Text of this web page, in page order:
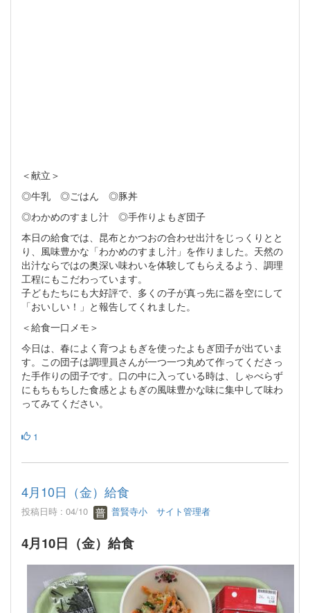
＜献立＞
◎牛乳 ◎ごはん ◎豚丼
◎わかめのすまし汁 ◎手作りよもぎ団子
本日の給食では、昆布とかつおの合わせ出汁をじっくりとと
り、風味豊かな「わかめのすまし汁」を作りました。天然の
出汁ならではの奥深い味わいを体験してもらえるよう、調理
工程にもこだわっています。
子どもたちにも大好評で、多くの子が真っ先に器を空にして
「おいしい！」と報告してくれました。
＜給食一口メモ＞
今日は、春によく育つよもぎを使ったよもぎ団子が出ていま
す。この団子は調理員さんが一つ一つ丸めて作ってくださっ
た手作りの団子です。口の中に入っている時は、しゃべらず
にもちもちした食感とよもぎの風味豊かな味に集中して味わ
ってみてください。
1
4月10日（金）給食
投稿日時 : 04/10 普賢寺小 サイト管理者
4月10日（金）給食